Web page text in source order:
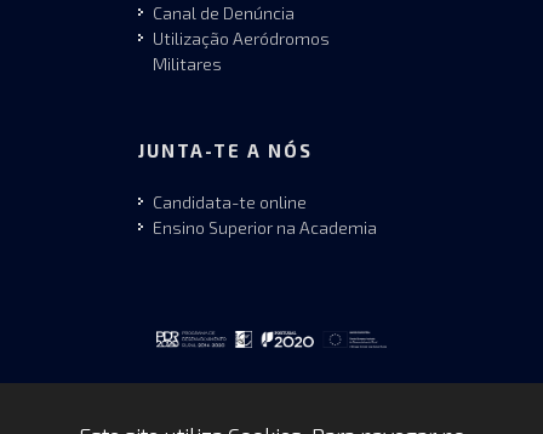
Canal de Denúncia
Utilização Aeródromos
Militares
JUNTA-TE A NÓS
Candidata-te online
Ensino Superior na Academia